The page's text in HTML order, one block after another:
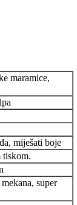
maramice,
miješati boje
tiskom.
super